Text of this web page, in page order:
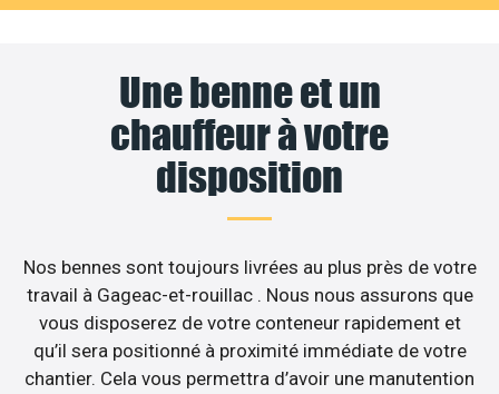
Une benne et un
chauffeur à votre
disposition
Nos bennes sont toujours livrées au plus près de votre
travail à Gageac-et-rouillac . Nous nous assurons que
vous disposerez de votre conteneur rapidement et
qu’il sera positionné à proximité immédiate de votre
chantier. Cela vous permettra d’avoir une manutention